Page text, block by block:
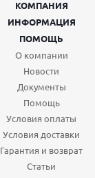
КОМПАНИЯ
ИНФОРМАЦИЯ
ПОМОЩЬ
О компании
Новости
Документы
Помощь
Условия оплаты
Условия доставки
Гарантия и возврат
Статьи